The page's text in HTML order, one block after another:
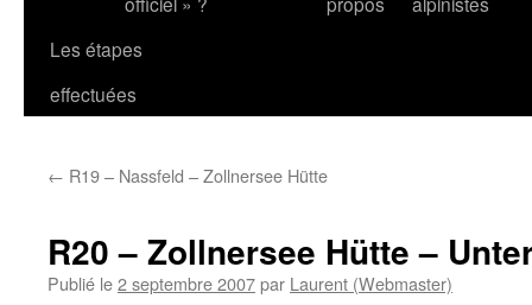
Les étapes
effectuées
← R19 – Nassfeld – Zollnersee Hütte
R20 – Zollnersee Hütte –
Publié le2 septembre 2007par Laurent (Webmaster)